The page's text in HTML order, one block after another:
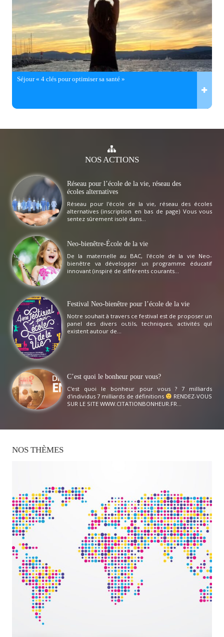
Séjour « 4 clés pour optimiser sa santé »
NOSACTIONS
Réseau pour l’école de la vie, réseau des
écoles alternatives
Réseau pour l'école de la vie, réseau des écoles
alternatives (inscription en bas de page) Vous vous
sentez sûrement isolé dans...
Neo-bienêtre-École de la vie
De la maternelle au BAC, l'école de la vie Neo-
bienêtre va développer un programme éducatif
innovant (inspiré de différents courants...
Festival Neo-bienêtre pour l’école de la vie
Notre souhait à travers ce festival est de proposer un
panel des divers outils, techniques, activités qui
existent autour de...
C’est quoi le bonheur pour vous?
C'est quoi le bonheur pour vous ? 7 milliards
d'individus 7 milliards de définitions
RENDEZ-VOUS
SUR LE SITE WWW.CITATIONBONHEUR.FR...
NOS THÈMES